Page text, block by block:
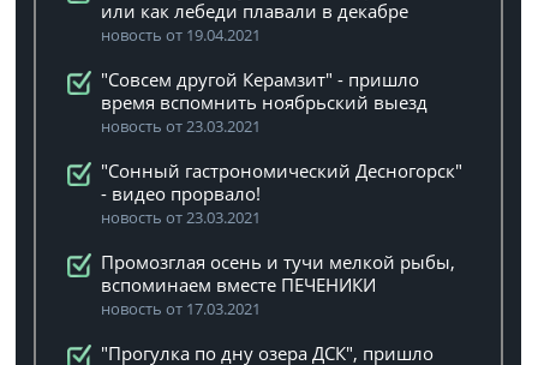
или как лебеди плавали в декабре
новость от 19.04.2021
"Совсем другой Керамзит" - пришло
время вспомнить ноябрьский выезд
новость от 23.03.2021
"Сонный гастрономический Десногорск"
- видео прорвало!
новость от 23.03.2021
Промозглая осень и тучи мелкой рыбы,
вспоминаем вместе ПЕЧЕНИКИ
новость от 17.03.2021
"Прогулка по дну озера ДСК", пришло